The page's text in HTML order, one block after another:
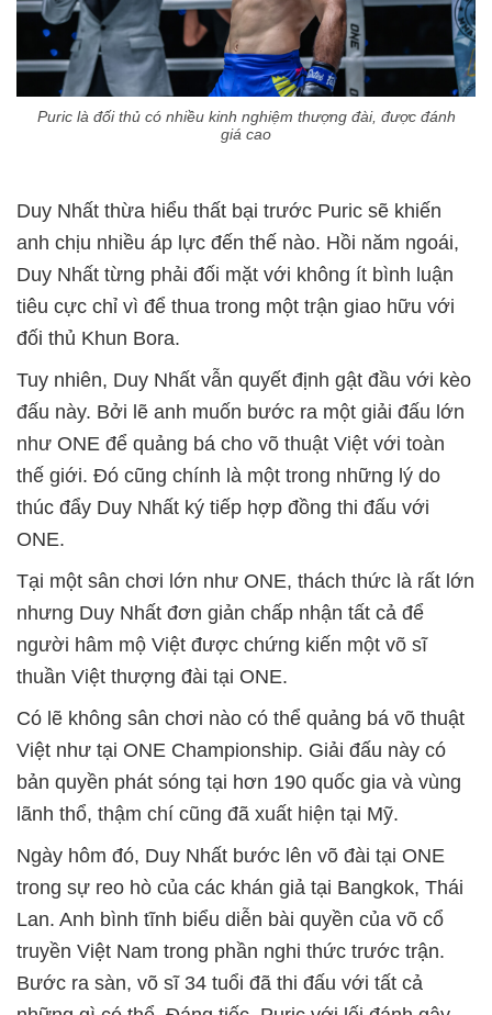
Puric là đối thủ có nhiều kinh nghiệm thượng đài, được đánh
giá cao
Duy Nhất thừa hiểu thất bại trước Puric sẽ khiến
anh chịu nhiều áp lực đến thế nào. Hồi năm ngoái,
Duy Nhất từng phải đối mặt với không ít bình luận
tiêu cực chỉ vì để thua trong một trận giao hữu với
đối thủ Khun Bora.
Tuy nhiên, Duy Nhất vẫn quyết định gật đầu với kèo
đấu này. Bởi lẽ anh muốn bước ra một giải đấu lớn
như ONE để quảng bá cho võ thuật Việt với toàn
thế giới. Đó cũng chính là một trong những lý do
thúc đẩy Duy Nhất ký tiếp hợp đồng thi đấu với
ONE.
Tại một sân chơi lớn như ONE, thách thức là rất lớn
nhưng Duy Nhất đơn giản chấp nhận tất cả để
người hâm mộ Việt được chứng kiến một võ sĩ
thuần Việt thượng đài tại ONE.
Có lẽ không sân chơi nào có thể quảng bá võ thuật
Việt như tại ONE Championship. Giải đấu này có
bản quyền phát sóng tại hơn 190 quốc gia và vùng
lãnh thổ, thậm chí cũng đã xuất hiện tại Mỹ.
Ngày hôm đó, Duy Nhất bước lên võ đài tại ONE
trong sự reo hò của các khán giả tại Bangkok, Thái
Lan. Anh bình tĩnh biểu diễn bài quyền của võ cổ
truyền Việt Nam trong phần nghi thức trước trận.
Bước ra sàn, võ sĩ 34 tuổi đã thi đấu với tất cả